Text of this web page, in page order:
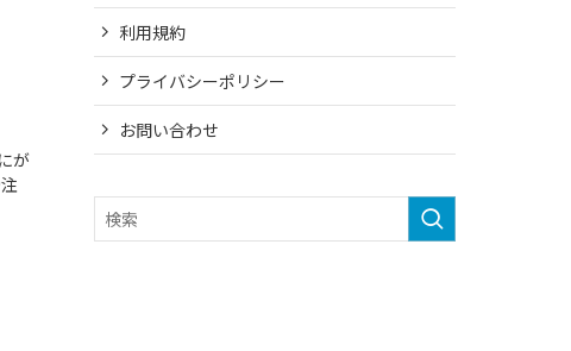
が
利用規約
プライバシーポリシー
お問い合わせ